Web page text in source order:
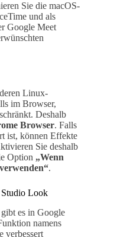
Sie die macOS-
und als
Google Meet
Linux-
im Browser,
Deshalb
Browser. Falls
ist, können Effekte
Sie deshalb
Option „Wenn
.
Studio Look
es in Google
namens
verbessert